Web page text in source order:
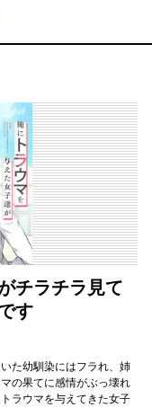
チラチラ見て
す
た幼馴染にはフラれ、姉
の果てに感情がぶっ壊れ
ラウマを与えてきた女子